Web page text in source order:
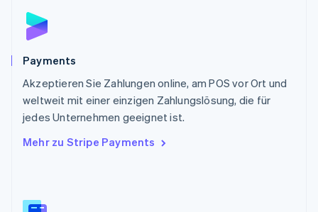
Payments
Akzeptieren Sie Zahlungen online, am POS vor Ort und
weltweit mit einer einzigen Zahlungslösung, die für
jedes Unternehmen geeignet ist.
Mehr zu Stripe Payments
Schweden
Schweiz
Singapur
English简体中文
Slowakei
Slowenien
English